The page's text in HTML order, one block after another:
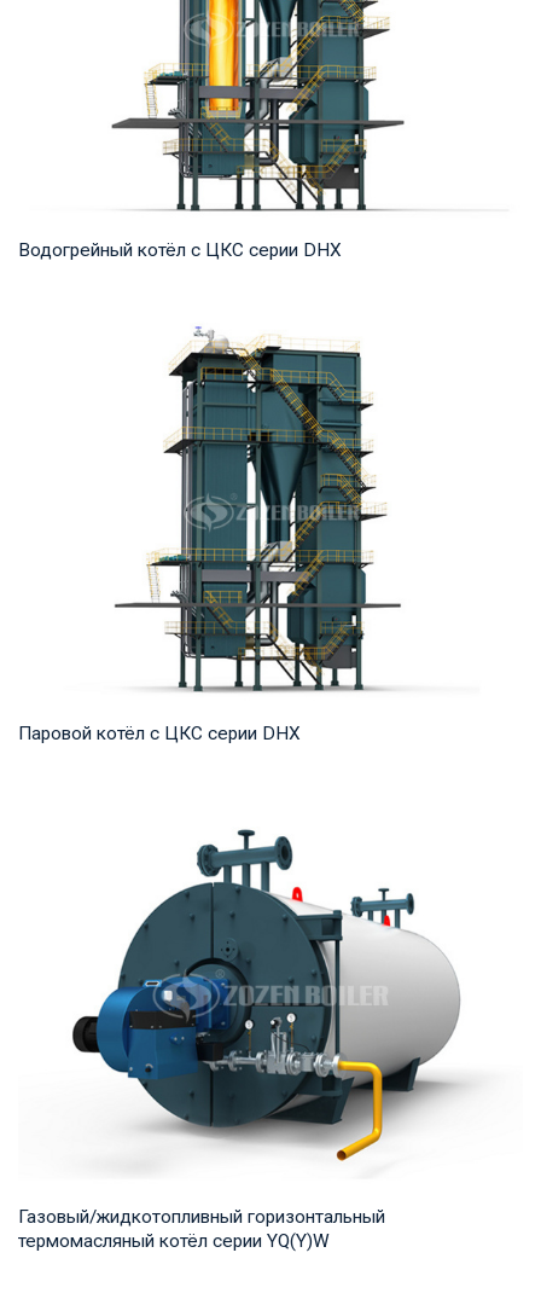
Водогрейный котёл с ЦКС серии DHX
мощность продукта: 58-116 МВт Температура...
Паровой котёл с ЦКС серии DHX
продукта: 35-75 т/ч Температура на выходе...
Газовый/жидкотопливный горизонтальный
термомасляный котёл серии YQ(Y)W